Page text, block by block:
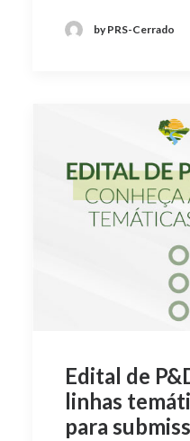
by PRS-Cerrado
Edital de
linhas
para